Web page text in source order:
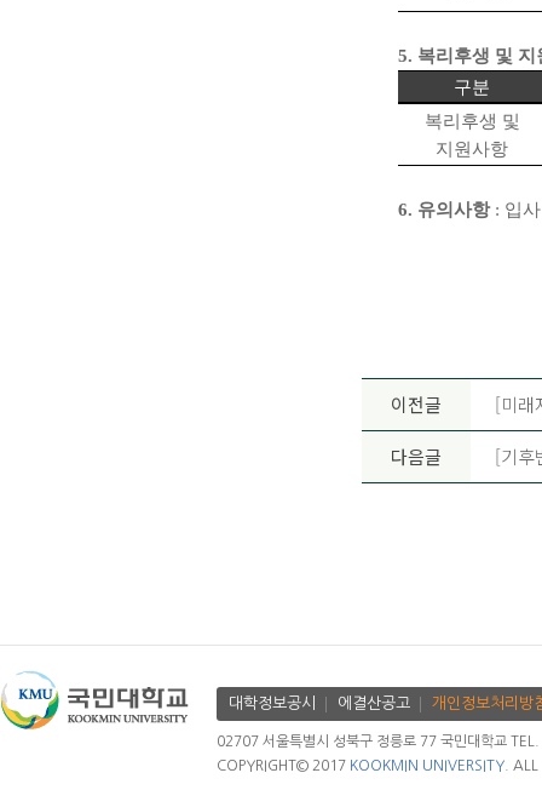
5. 복리후생 및 지
구분
복리후생 및
지원사항
6. 유의사항: 입
이전글 [미래
다음글 [기후
대학정보공시 에결산공고 개인정보처리방
02707 서울특별시 성북구 정릉로 77 국민대학교
COPYRIGHT© 2017 KOOKMIN UNIVERSITY. ALL